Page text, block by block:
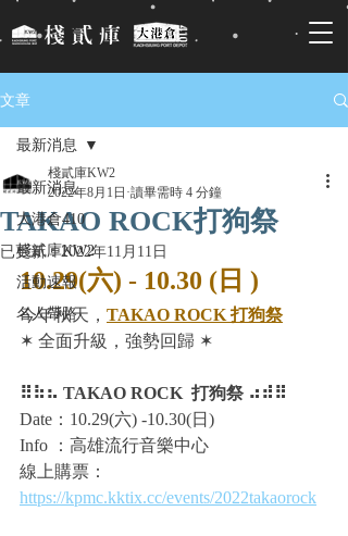
文章
最新消息
大港倉410
棧貳庫KW2
活動速報
名人帶路
最新消息
TAKAO ROCK打狗祭
棧貳庫KW2
2022年8月1日 讀畢需時 4 分鐘
已更新：2022年11月11日
10.29(六) - 10.30 (日 )​
今年秋天， TAKAO ROCK 打狗祭
✶ 全面升級，強勢回歸 ✶​
⠿⠷⠦ TAKAO ROCK  打狗祭 ⠴⠾⠿ ​
Date：10.29(六) -10.30(日)​
Info ：高雄流行音樂中心
線上購票：
https://kpmc.kktix.cc/events/2022takaorock